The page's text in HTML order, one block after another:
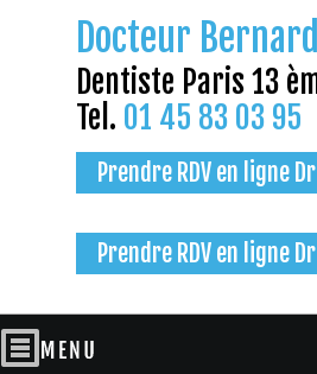
Docteur
Dentiste Paris 13
Tel. 01 45 83 03 95
Prendre RDV en ligne
Prendre RDV en ligne